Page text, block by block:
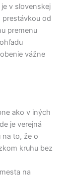
v slovenskej
prestávkou od
premenu
vážne
ako v iných
je verejná
na to, že o
kruhu bez
na